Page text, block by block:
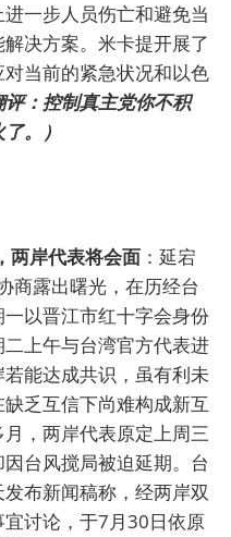
一步人员伤亡和避免当
决方案。米卡提开展了
当前的紧急状况和以色
评：控制真主党你不积
。）
两岸代表将会面 ：延宕
商露出曙光，在历经台
以晋江市红十字会身份
上午与台湾官方代表进
能达成共识，虽有利未
乏互信下尚难构成新互
，两岸代表原定上周三
台风搅局被迫延期。台
布新闻稿称，经两岸双
讨论，于7月30日依原